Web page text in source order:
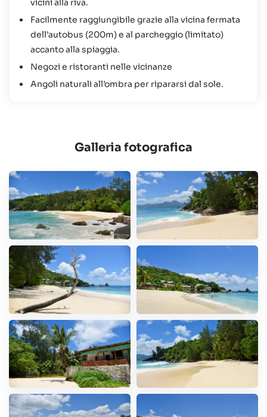
vicini alla riva.
Facilmente raggiungibile grazie alla vicina fermata
dell’autobus (200m) e al parcheggio (limitato)
accanto alla spiaggia.
Negozi e ristoranti nelle vicinanze
Angoli naturali all’ombra per ripararsi dal sole.
Galleria fotografica